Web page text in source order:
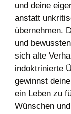
und deine
anstatt
übernehmen.
und bewussten
sich alte
indoktrinierte
gewinnst
ein Leben zu
Wünschen